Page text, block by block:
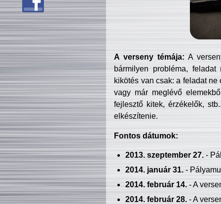
A verseny témája: A
bármilyen probléma, feladat
kikötés van csak: a feladat
vagy már meglévő
fejlesztő kitek, érzékelők,
elkészítenie.
Fontos dátumok:
2013. szeptember 27.-
2014. január 31.-
2014. február 14.- A
2014. február 28.- A